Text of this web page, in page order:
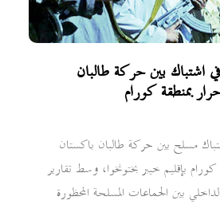
اشتباك بين حركة طالبان
بمنطقة كورام
مسلح بين حركة طالبان باكستان
بإقليم خيبر بختونخوا، وسط تقارير
بين الجماعات المسلحة المحظورة